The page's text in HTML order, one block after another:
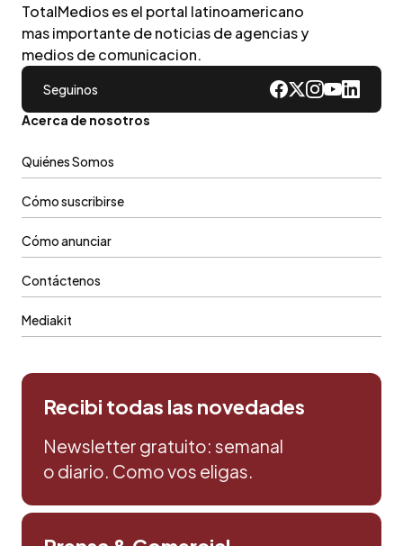
TotalMedios es el portal latinoamericano
mas importante de noticias de agencias y
medios de comunicacion.
Seguinos
Acerca de nosotros
Quiénes Somos
Cómo suscribirse
Cómo anunciar
Contáctenos
Mediakit
Recibi todas las novedades
Newsletter gratuito: semanal
o diario. Como vos eligas.